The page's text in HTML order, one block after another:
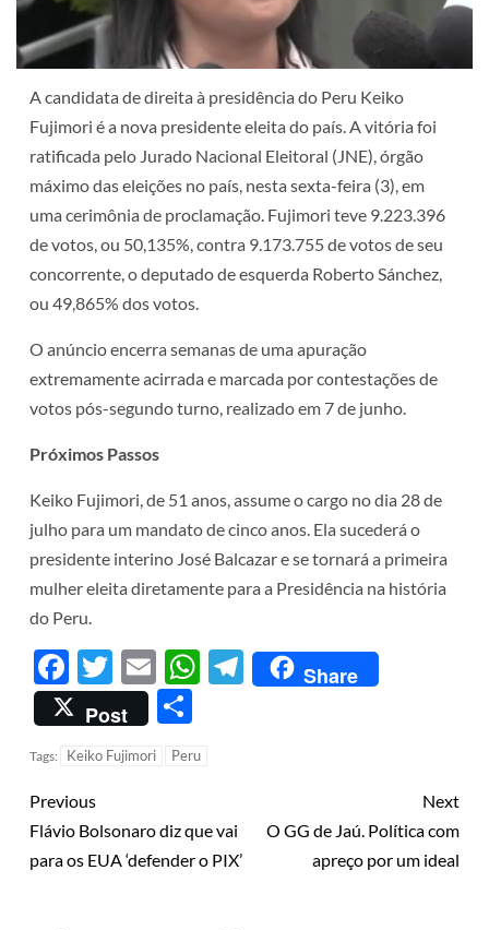
A candidata de direita à presidência do Peru Keiko
Fujimori é a nova presidente eleita do país. A vitória foi
ratificada pelo Jurado Nacional Eleitoral (JNE), órgão
máximo das eleições no país, nesta sexta-feira (3), em
uma cerimônia de proclamação. Fujimori teve 9.223.396
de votos, ou 50,135%, contra 9.173.755 de votos de seu
concorrente, o deputado de esquerda Roberto Sánchez,
ou 49,865% dos votos.
O anúncio encerra semanas de uma apuração
extremamente acirrada e marcada por contestações de
votos pós-segundo turno, realizado em 7 de junho.
Próximos Passos
Keiko Fujimori, de 51 anos, assume o cargo no dia 28 de
julho para um mandato de cinco anos. Ela sucederá o
presidente interino José Balcazar e se tornará a primeira
mulher eleita diretamente para a Presidência na história
do Peru.
Facebook
Twitter
EmailWhatsApp
Telegram
Share
Post
Tags: Keiko Fujimori Peru
Previous
Flávio Bolsonaro diz que vai
para os EUA ‘defender o PIX’
Next
O GG de Jaú. Política com
apreço por um ideal